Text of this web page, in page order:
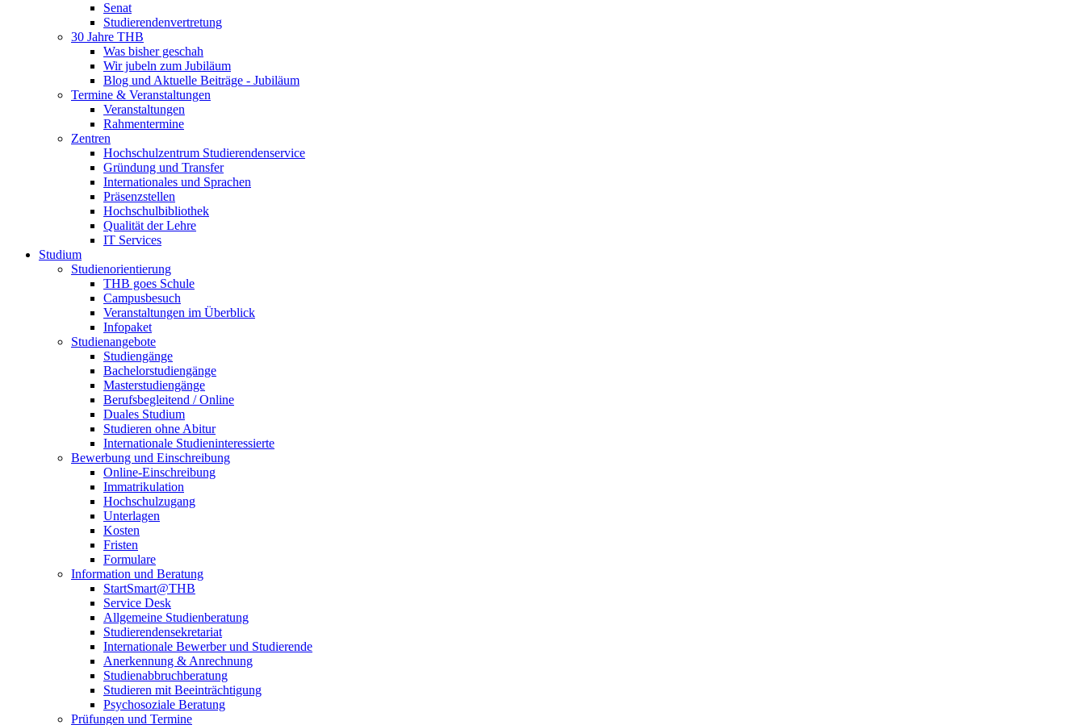
Senat
Studierendenvertretung
30 Jahre THB
Was bisher geschah
Wir jubeln zum Jubiläum
Blog und Aktuelle Beiträge - Jubiläum
Termine & Veranstaltungen
Veranstaltungen
Rahmentermine
Zentren
Hochschulzentrum Studierendenservice
Gründung und Transfer
Internationales und Sprachen
Präsenzstellen
Hochschulbibliothek
Qualität der Lehre
IT Services
Studium
Studienorientierung
THB goes Schule
Campusbesuch
Veranstaltungen im Überblick
Infopaket
Studienangebote
Studiengänge
Bachelorstudiengänge
Masterstudiengänge
Berufsbegleitend / Online
Duales Studium
Studieren ohne Abitur
Internationale Studieninteressierte
Bewerbung und Einschreibung
Online-Einschreibung
Immatrikulation
Hochschulzugang
Unterlagen
Kosten
Fristen
Formulare
Information und Beratung
StartSmart@THB
Service Desk
Allgemeine Studienberatung
Studierendensekretariat
Internationale Bewerber und Studierende
Anerkennung & Anrechnung
Studienabbruchberatung
Studieren mit Beeinträchtigung
Psychosoziale Beratung
Prüfungen und Termine